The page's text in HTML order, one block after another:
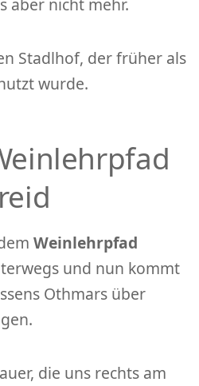
aber nicht mehr.
Stadlhof, der früher als
wurde.
Weinlehrpfad
und nun kommt
Othmars über
die uns rechts am